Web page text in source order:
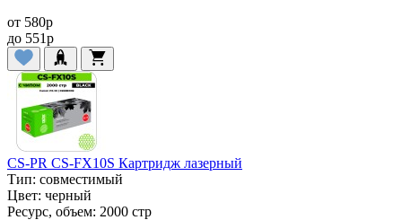
от 580p
до 551p
CS-PR CS-FX10S Картридж лазерный
Тип: совместимый
Цвет: черный
Ресурс, объем: 2000 стр